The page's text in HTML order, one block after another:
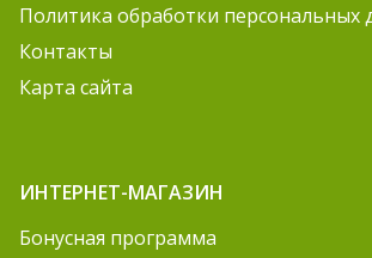
Политика обработки персональных
Контакты
Карта сайта
ИНТЕРНЕТ-МАГАЗИН
Бонусная программа